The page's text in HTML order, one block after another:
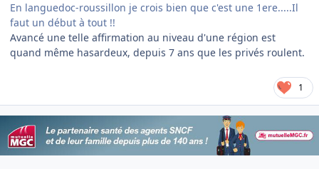
En languedoc-roussillon je crois bien que c'est une 1ere.....Il
faut un début à tout !!
Avancé une telle affirmation au niveau d'une région est
quand même hasardeux, depuis 7 ans que les privés roulent.
1